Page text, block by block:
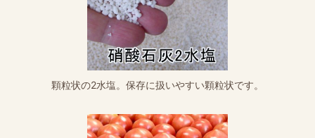
顆粒状の2水塩。保存に扱いやすい顆粒状です。